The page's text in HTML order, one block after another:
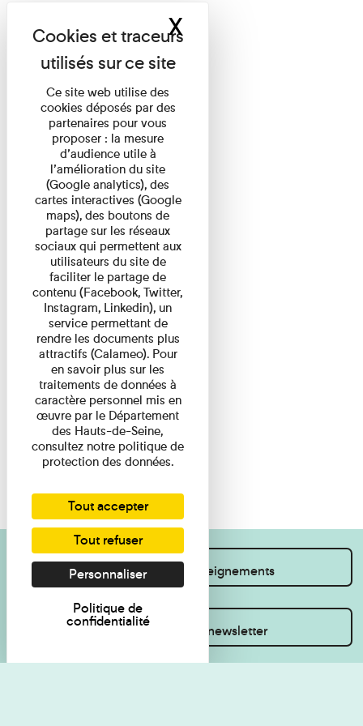
Je souhaite des renseignements
Inscrivez-vous à la newsletter
Ce site web utilise des
cookies déposés par des
partenaires pour vous
proposer : la mesure
d’audience utile à
l’amélioration du site
(Google analytics), des
cartes interactives (Google
maps), des boutons de
partage sur les réseaux
sociaux qui permettent aux
utilisateurs du site de
faciliter le partage de
contenu (Facebook, Twitter,
Instagram, Linkedin), un
service permettant de
rendre les documents plus
attractifs (Calameo). Pour
en savoir plus sur les
traitements de données à
caractère personnel mis en
œuvre par le Département
des Hauts-de-Seine,
consultez notre politique de
protection des données.
Tout accepter
Tout refuser
Personnaliser
Politique de
confidentialité
XMasquer le